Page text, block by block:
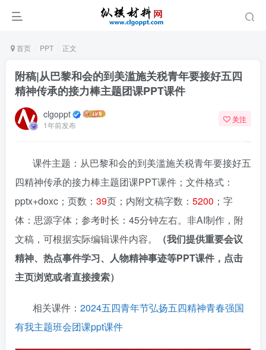
首页 PPT 正文
附稿|从巴黎和会的到美滥施关税青年要接好五四
精神传承的接力棒主题团课PPT课件
clgoppt
1年前发布
关注
课件主题：从巴黎和会的到美滥施关税青年要接好五
四精神传承的接力棒主题团课PPT课件；文件格式：
pptx+doxc；页数： 39页；内附文稿字数： 5200 ；字
体：思源字体；参考时长：45分钟左右。非AI制作，附
文稿，可根据实际编辑课件内容。
（我们提供重要会议
精神、热点事件学习、人物精神事迹等PPT课件，点击
主页浏览或者直接搜索）
相关课件： 2024五四青年节弘扬五四精神青春强国
有我主题班会团课ppt课件